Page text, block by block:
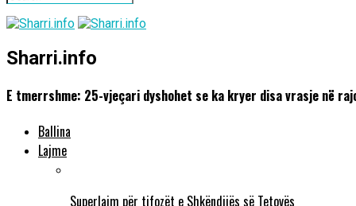
Sharri.info
E tmerrshme: 25-vjeçari dyshohet se ka kryer disa vrasje në
Ballina
Lajme
Superlajm për tifozët e Shkëndijës së Tetovës